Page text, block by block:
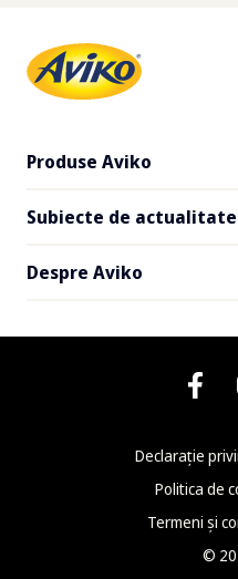
Produse Aviko
Toate produsele
Cartofi SuperCrunch
Subiecte de actualitate
Livrare și la pachet
Despre Aviko
Faceți cunoștință cu
Ce este nou la Aviko
Declarație
Politica de
Termeni și
©